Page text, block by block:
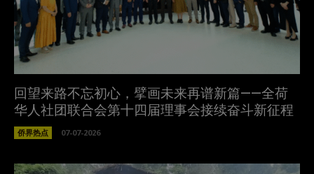
回望来路不忘初心，擘画未来再谱新篇——全荷
华人社团联合会第十四届理事会接续奋斗新征程
侨界热点 07-07-2026